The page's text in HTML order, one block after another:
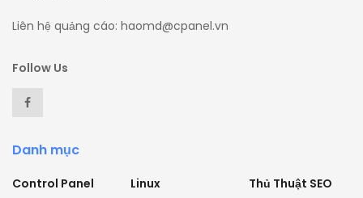
Liên hệ quảng cáo: haomd@cpanel.vn
Follow Us
Danh mục
Control Panel
Linux
Thủ Thuật SEO